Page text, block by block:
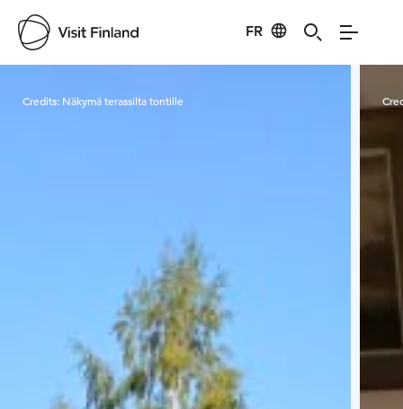
FR
Credits: Näkymä terassilta tontille